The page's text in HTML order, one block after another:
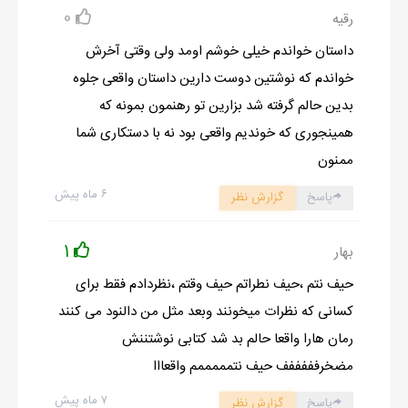
-خب آقا کیا، مدتی که این جا بودی چه طور پیش رفت؟ تونست
کمکی بهت بکنه؟
صدایم را صاف کرده و گفتم:
-بله دکتر، مطمئنا بی‌تاثیر نبوده.
پس از زحمتش برای اجبار تن فربه و چاقش به آن پیراهن فرم
سفیدرنگ، بالاخره لباس را پوشید و مرتب‌کرد.
چشم به چشمش دوختم. صورتی گرد و بزرگ داشت و بینی گوشتی و
پهن... اما چانه‌اش مثل من زاویه‌دار و مربعی شکل بود.
پس از پوشیدن لباس فرم، موهای کم پشتی که رگه‌های سفیدی‌داشت
و تنها عقب سرش را پوشش می‌دادند مرتب کرد.
چهره‌اش هیبت خودش را داشت اما این ابهت را اصلا نمی‌شد به پای
زیبا بودنش گذاشت. شاید به خاطر هیکل درشتش بود و صورتی که
خنده چندان بر آن نمی‌نشست. پشت میز چوبی ‌اش نشست. با
نگاهی‌مرا برانداز کرد. بادستان بزرگش، چانه‌ی مربعی شکلش را خاراند
رقیه 0
داستان خواندم خیلی خوشم اومد ولی وقتی آخرش
خواندم که نوشتین دوست دارین داستان واقعی جلوه
بدین حالم گرفته شد بزارین تو رهنمون بمونه که
همینجوری که خوندیم واقعی بود نه با دستکاری شما
ممنون
۶ ماه پیش پاسخ گزارش نظر
بهار 1
حیف نتم ،حیف نطراتم حیف وقتم ،نظردادم فقط برای
کسانی که نظرات میخونند وبعد مثل من دالنود می کنند
رمان هارا واقعا حالم بد شد کتابی نوشتننش
مضخرفففففف حیف نتمممممم واقعااا
۷ ماه پیش پاسخ گزارش نظر